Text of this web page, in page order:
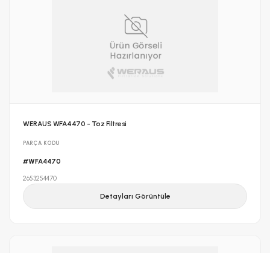
WERAUS WFA4470 - Toz Filtresi
PARÇA KODU
#WFA4470
2653254470
Detayları Görüntüle